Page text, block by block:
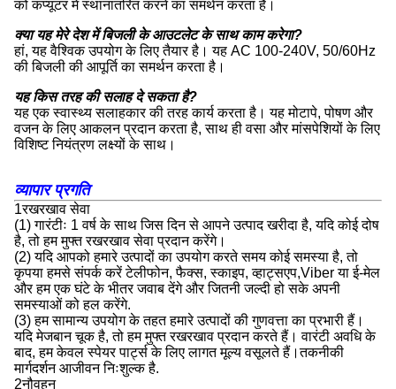
को कंप्यूटर में स्थानांतरित करने का समर्थन करता है।
क्या यह मेरे देश में बिजली के आउटलेट के साथ काम करेगा?
हां, यह वैश्विक उपयोग के लिए तैयार है। यह AC 100-240V, 50/60Hz
की बिजली की आपूर्ति का समर्थन करता है।
यह किस तरह की सलाह दे सकता है?
यह एक स्वास्थ्य सलाहकार की तरह कार्य करता है। यह मोटापे, पोषण और
वजन के लिए आकलन प्रदान करता है, साथ ही वसा और मांसपेशियों के लिए
विशिष्ट नियंत्रण लक्ष्यों के साथ।
व्यापार प्रगति
1रखरखाव सेवा
(1) गारंटीः 1 वर्ष के साथ जिस दिन से आपने उत्पाद खरीदा है, यदि कोई दोष
है, तो हम मुफ्त रखरखाव सेवा प्रदान करेंगे।
(2) यदि आपको हमारे उत्पादों का उपयोग करते समय कोई समस्या है, तो
कृपया हमसे संपर्क करें टेलीफोन, फैक्स, स्काइप, व्हाट्सएप,Viber या ई-मेल
और हम एक घंटे के भीतर जवाब देंगे और जितनी जल्दी हो सके अपनी
समस्याओं को हल करेंगे.
(3) हम सामान्य उपयोग के तहत हमारे उत्पादों की गुणवत्ता का प्रभारी हैं।
यदि मेजबान चूक है, तो हम मुफ्त रखरखाव प्रदान करते हैं। वारंटी अवधि के
बाद, हम केवल स्पेयर पार्ट्स के लिए लागत मूल्य वसूलते हैं।तकनीकी
मार्गदर्शन आजीवन निःशुल्क है.
2नौवहन